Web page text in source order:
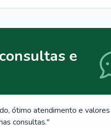
e
ótimo atendimento e valores
consultas."